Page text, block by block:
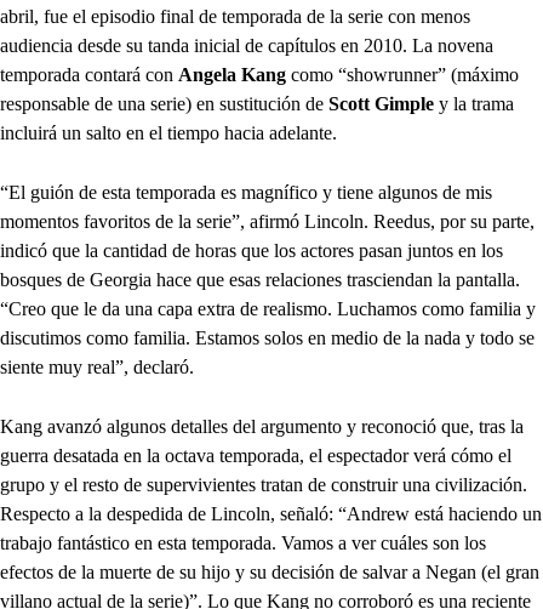
abril, fue el episodio final de temporada de la serie con menos
audiencia desde su tanda inicial de capítulos en 2010. La novena
temporada contará con Angela Kang como “showrunner” (máximo
responsable de una serie) en sustitución de Scott Gimple y la trama
incluirá un salto en el tiempo hacia adelante.
“El guión de esta temporada es magnífico y tiene algunos de mis
momentos favoritos de la serie”, afirmó Lincoln. Reedus, por su parte,
indicó que la cantidad de horas que los actores pasan juntos en los
bosques de Georgia hace que esas relaciones trasciendan la pantalla.
“Creo que le da una capa extra de realismo. Luchamos como familia y
discutimos como familia. Estamos solos en medio de la nada y todo se
siente muy real”, declaró.
Kang avanzó algunos detalles del argumento y reconoció que, tras la
guerra desatada en la octava temporada, el espectador verá cómo el
grupo y el resto de supervivientes tratan de construir una civilización.
Respecto a la despedida de Lincoln, señaló: “Andrew está haciendo un
trabajo fantástico en esta temporada. Vamos a ver cuáles son los
efectos de la muerte de su hijo y su decisión de salvar a Negan (el gran
villano actual de la serie)”. Lo que Kang no corroboró es una reciente